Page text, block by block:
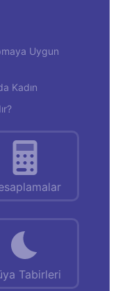
Uygun
Kadın
Tabirleri